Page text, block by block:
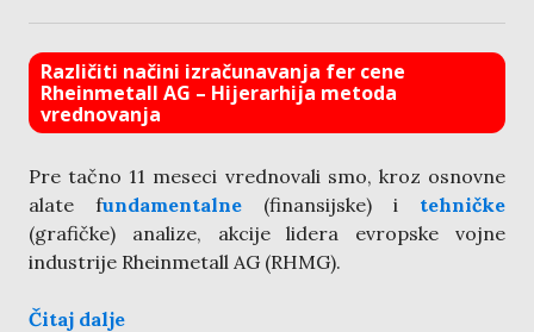
Različiti načini izračunavanja fer cene
Rheinmetall AG – Hijerarhija metoda
vrednovanja
Pre tačno 11 meseci vrednovali smo, kroz osnovne
alate fundamentalne (finansijske) i tehničke
(grafičke) analize, akcije lidera evropske vojne
industrije Rheinmetall AG (RHMG).
Čitaj dalje